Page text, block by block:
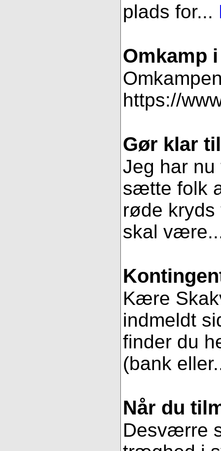
plads for...
Omkamp
https://
Gør klar
Jeg har
sætte folk
røde
skal
Kære
indmeldt
finder du
(bank
Når du
Desværre